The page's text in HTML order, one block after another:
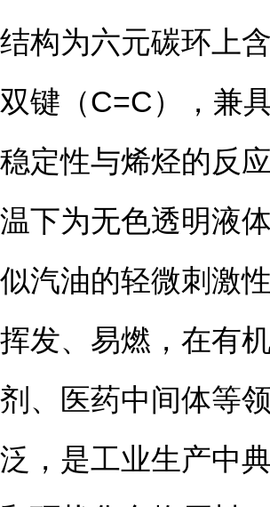
结构为六元碳环上
双键（C=C），兼
稳定性与烯烃的反
温下为无色透明液
似汽油的轻微刺激
挥发、易燃，在有
剂、医药中间体等
泛，是工业生产中